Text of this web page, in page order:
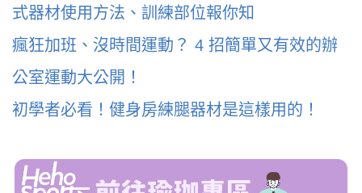
式器材使用方法、訓練部位報你知
瘋狂加班、沒時間運動？ 4 招簡單又有效的辦
公室運動大公開！
初學者必看！健身房練腿器材是這樣用的！